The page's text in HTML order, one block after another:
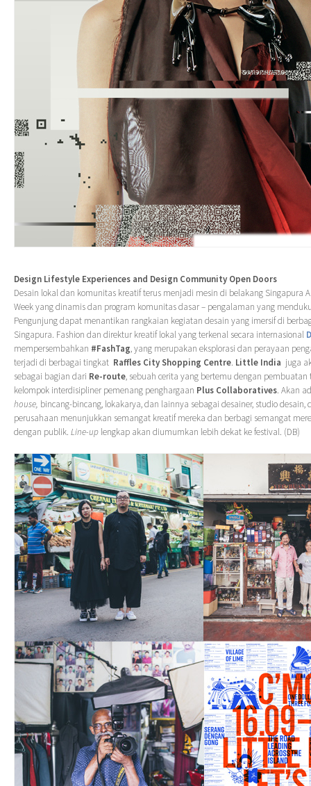
Design Lifestyle Experiences and Design Community Open Doors
Desain lokal dan komunitas kreatif terus menjadi mesin di belakang Singapura
Week yang dinamis dan program komunitas dasar – pengalaman yang
Pengunjung dapat menantikan rangkaian kegiatan desain yang imersif di
Singapura. Fashion dan direktur kreatif lokal yang terkenal secara internasional
mempersembahkan #FashTag, yang merupakan eksplorasi dan perayaan
terjadi di berbagai tingkat Raffles City Shopping Centre. Little India juga
sebagai bagian dari Re-route, sebuah cerita yang bertemu dengan
kelompok interdisipliner pemenang penghargaan Plus Collaboratives. Akan
house, bincang-bincang, lokakarya, dan lainnya sebagai desainer, studio desain,
perusahaan menunjukkan semangat kreatif mereka dan berbagi semangat
dengan publik. Line-up lengkap akan diumumkan lebih dekat ke festival. (DB)